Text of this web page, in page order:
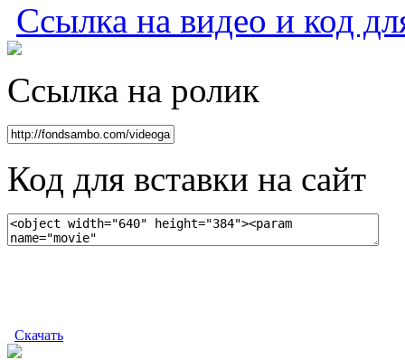
Ссылка на видео и код
Ссылка на ролик
Код для вставки на сайт
Скачать